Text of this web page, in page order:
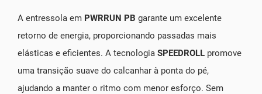
A entressola em PWRRUN PB garante um excelente
retorno de energia, proporcionando passadas mais
elásticas e eficientes. A tecnologia SPEEDROLL promove
uma transição suave do calcanhar à ponta do pé,
ajudando a manter o ritmo com menor esforço. Sem